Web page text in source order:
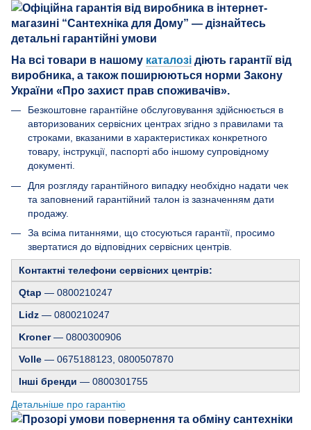
На всі товари в нашому каталозі діють гарантії від
виробника, а також поширюються норми Закону
України «Про захист прав споживачів».
Безкоштовне гарантійне обслуговування здійснюється в
авторизованих сервісних центрах згідно з правилами та
строками, вказаними в характеристиках конкретного
товару, інструкції, паспорті або іншому супровідному
документі.
Для розгляду гарантійного випадку необхідно надати чек
та заповнений гарантійний талон із зазначенням дати
продажу.
За всіма питаннями, що стосуються гарантії, просимо
звертатися до відповідних сервісних центрів.
Контактні телефони сервісних центрів:
Qtap — 0800210247
Lidz — 0800210247
Kroner— 0800300906
Volle — 0675188123, 0800507870
Інші бренди — 0800301755
Детальніше про гарантію